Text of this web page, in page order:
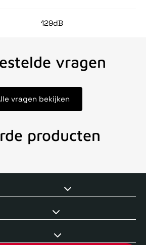
129dB
vragen
vragen bekijken
producten
dag verstuurd Echte winkel +35